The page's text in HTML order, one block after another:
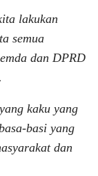
lakukan
semua
dan DPRD
kaku yang
basi yang
dan